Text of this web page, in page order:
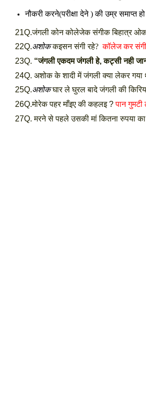
नौकरी करने(परीक्षा देने ) की उम्र समाप्त
21Q.जंगली कोन कोलेजेक संगीक बिहात्र
22Q.अशोककइसन संगी रहे?कॉलेज कर
23Q. “जंगली एकदम जंगली हे, कट्सी नही
24Q. अशोक के शादी में जंगली क्या लेकर
25Q.अशोकघार ले घुरल बादे जंगली की
26Q.मोरेक पहर माँइए की कहलइ ?पान
27Q. मरने से पहले उसकी मां कितना रुपया